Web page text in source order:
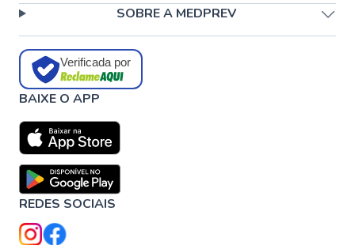
SOBRE A MEDPREV
Verificada por
BAIXE O APP
REDES SOCIAIS